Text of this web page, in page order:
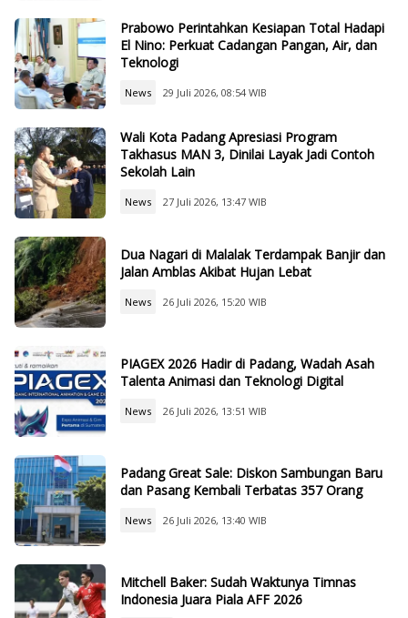
Prabowo Perintahkan Kesiapan Total Hadapi
El Nino: Perkuat Cadangan Pangan, Air, dan
Teknologi
News 29 Juli 2026, 08:54 WIB
Wali Kota Padang Apresiasi Program
Takhasus MAN 3, Dinilai Layak Jadi Contoh
Sekolah Lain
News 27 Juli 2026, 13:47 WIB
Dua Nagari di Malalak Terdampak Banjir dan
Jalan Amblas Akibat Hujan Lebat
News 26 Juli 2026, 15:20 WIB
PIAGEX 2026 Hadir di Padang, Wadah Asah
Talenta Animasi dan Teknologi Digital
News 26 Juli 2026, 13:51 WIB
Padang Great Sale: Diskon Sambungan Baru
dan Pasang Kembali Terbatas 357 Orang
News 26 Juli 2026, 13:40 WIB
Mitchell Baker: Sudah Waktunya Timnas
Indonesia Juara Piala AFF 2026